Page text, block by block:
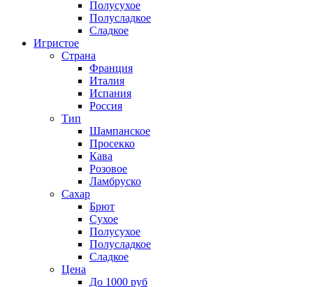
Полусухое
Полусладкое
Сладкое
Игристое
Страна
Франция
Италия
Испания
Россия
Тип
Шампанское
Просекко
Кава
Розовое
Ламбруско
Сахар
Брют
Сухое
Полусухое
Полусладкое
Сладкое
Цена
До 1000 руб